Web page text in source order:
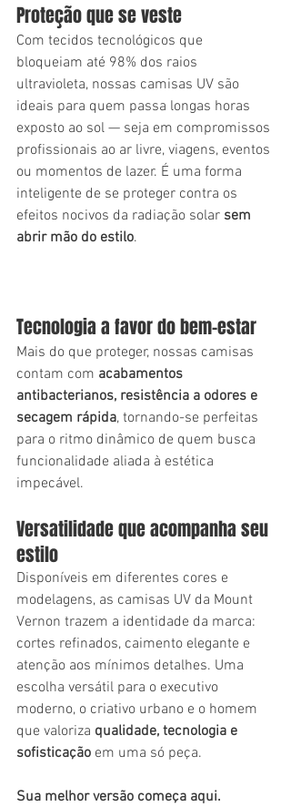
Proteção que se veste
Com tecidos tecnológicos que
bloqueiam até 98% dos raios
ultravioleta, nossas camisas UV são
ideais para quem passa longas horas
exposto ao sol — seja em compromissos
profissionais ao ar livre, viagens, eventos
ou momentos de lazer. É uma forma
inteligente de se proteger contra os
efeitos nocivos da radiação solar sem
abrir mão do estilo.
Tecnologia a favor do bem-estar
Mais do que proteger, nossas camisas
contam com acabamentos
antibacterianos, resistência a odores e
secagem rápida, tornando-se perfeitas
para o ritmo dinâmico de quem busca
funcionalidade aliada à estética
impecável.
Versatilidade que acompanha seu
estilo
Disponíveis em diferentes cores e
modelagens, as camisas UV da Mount
Vernon trazem a identidade da marca:
cortes refinados, caimento elegante e
atenção aos mínimos detalhes. Uma
escolha versátil para o executivo
moderno, o criativo urbano e o homem
que valoriza qualidade, tecnologia e
sofisticação em uma só peça.
Sua melhor versão começa aqui.